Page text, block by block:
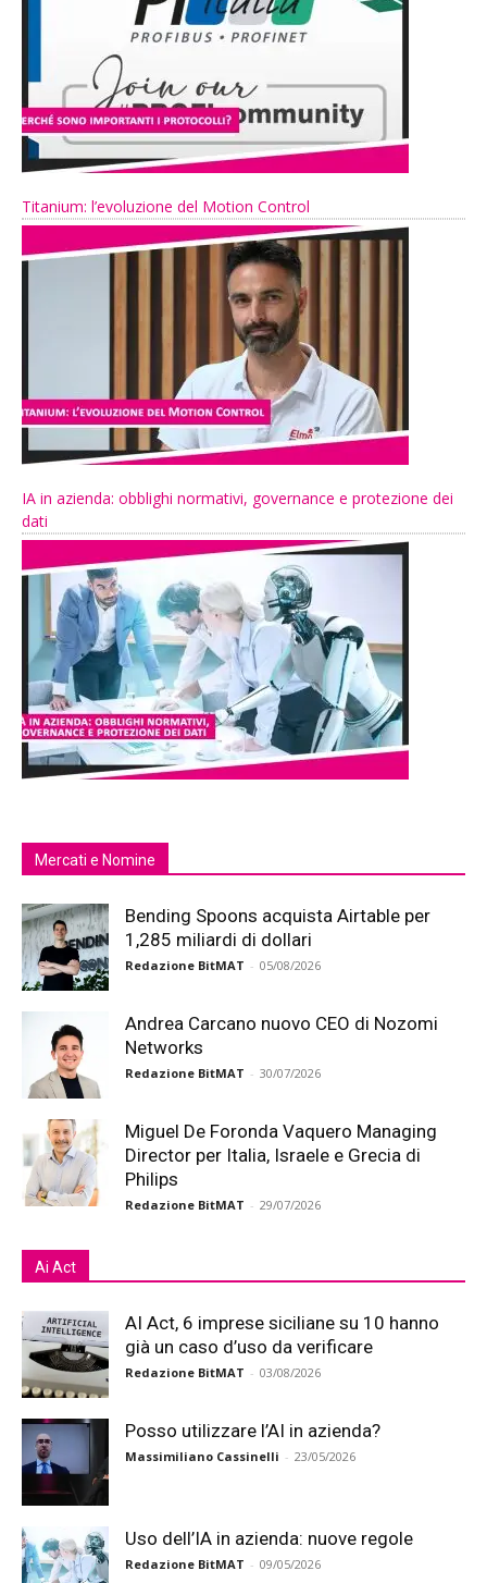
Titanium: l’evoluzione del Motion Control
IA in azienda: obblighi normativi, governance e protezione dei
dati
Mercati e Nomine
Bending Spoons acquista Airtable per
1,285 miliardi di dollari
Redazione BitMAT - 05/08/2026
Andrea Carcano nuovo CEO di Nozomi
Networks
Redazione BitMAT - 30/07/2026
Miguel De Foronda Vaquero Managing
Director per Italia, Israele e Grecia di
Philips
Redazione BitMAT - 29/07/2026
Ai Act
AI Act, 6 imprese siciliane su 10 hanno
già un caso d’uso da verificare
Redazione BitMAT - 03/08/2026
Posso utilizzare l’AI in azienda?
Massimiliano Cassinelli - 23/05/2026
Uso dell’IA in azienda: nuove regole
Redazione BitMAT - 09/05/2026